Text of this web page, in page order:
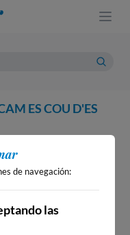
ES COU D'ES
ARENA,
de navegación:
las